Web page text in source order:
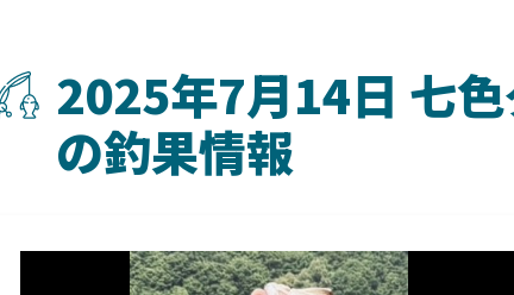
2025年7月14日 七
の釣果情報